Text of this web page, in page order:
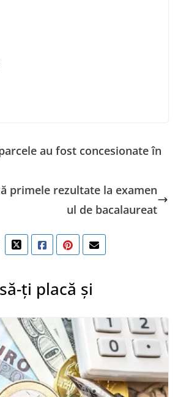
au fost concesionate în
primele rezultate la examen
ul de bacalaureat
ți placă și